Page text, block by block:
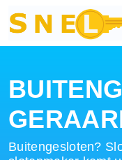
Hoofdnavigatie
Buitengesloten?